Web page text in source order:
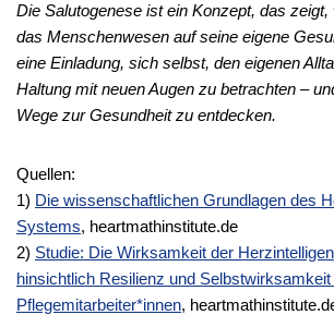
Die Salutogenese ist ein Konzept, das zeigt,
das Menschenwesen auf seine eigene
eine Einladung, sich selbst, den eigenen
Haltung mit neuen Augen zu betrachten –
Wege zur Gesundheit zu entdecken.
Quellen:
1) Die wissenschaftlichen Grundlagen des
Systems, heartmathinstitute.de
2) Studie: Die Wirksamkeit der
hinsichtlich Resilienz und Selbstwirksamkeit
Pflegemitarbeiter*innen,